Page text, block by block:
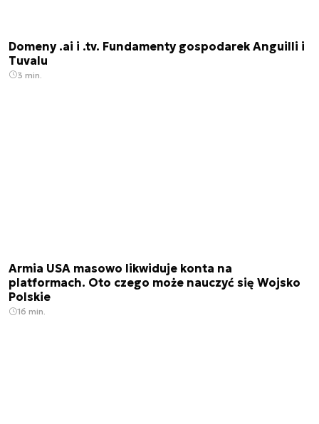
Domeny .ai i .tv. Fundamenty gospodarek Anguilli i
Tuvalu
3 min.
Armia USA masowo likwiduje konta na
platformach. Oto czego może nauczyć się Wojsko
Polskie
16 min.